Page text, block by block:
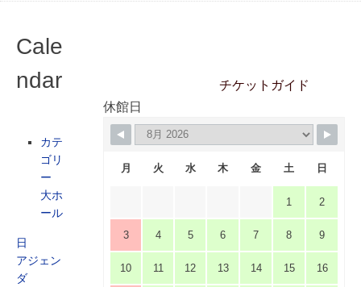
チケットガイド
施設案内
Cale
ndar
カテ
ゴリ
ー
大ホ
ール
日
アジェン
ダ
休館日
月 火 水 木 金 土 日
1 2
3 4 5 6 7 8 9
10 11 12 13 14 15 16